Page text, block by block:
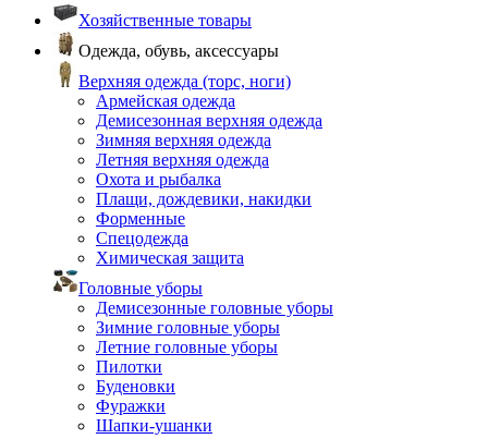
Хозяйственные товары
Одежда, обувь, аксессуары
Верхняя одежда (торс, ноги)
Армейская одежда
Демисезонная верхняя одежда
Зимняя верхняя одежда
Летняя верхняя одежда
Охота и рыбалка
Плащи, дождевики, накидки
Форменные
Спецодежда
Химическая защита
Головные уборы
Демисезонные головные уборы
Зимние головные уборы
Летние головные уборы
Пилотки
Буденовки
Фуражки
Шапки-ушанки